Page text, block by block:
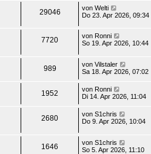
29046 vonWelti
Do 23. Apr 2026, 09:34
7720 von Ronni
So 19. Apr 2026, 10:44
989 vonVilstaler
Sa 18. Apr 2026, 07:02
1952 von Ronni
Di 14. Apr 2026, 11:04
2680 vonS1chris
Do 9. Apr 2026, 10:04
1646 vonS1chris
So 5. Apr 2026, 11:10